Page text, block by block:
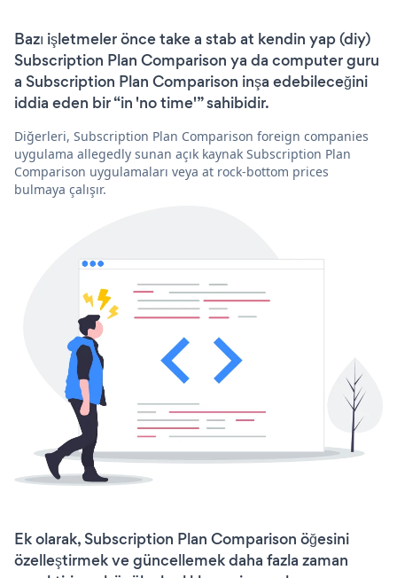
Bazı işletmeler önce take a stab at kendin yap (diy)
Subscription Plan Comparison ya da computer guru
a Subscription Plan Comparison inşa edebileceğini
iddia eden bir “in 'no time'” sahibidir.
Diğerleri, Subscription Plan Comparison foreign companies
uygulama allegedly sunan açık kaynak Subscription Plan
Comparison uygulamaları veya at rock-bottom prices
bulmaya çalışır.
Ek olarak, Subscription Plan Comparison öğesini
özelleştirmek ve güncellemek daha fazla zaman